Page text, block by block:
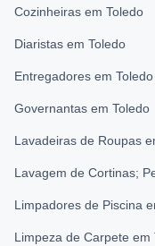
Cozinheiras em Toledo
Diaristas em Toledo
Entregadores em Toledo
Governantas em Toledo
Lavadeiras de Roupas
Lavagem de Cortinas;
Limpadores de Piscina
Limpeza de Carpete em